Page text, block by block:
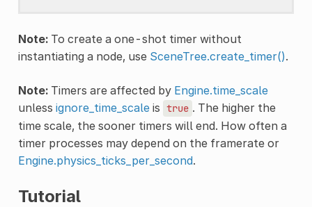
Note:To create a one-shot timer without
instantiating a node, use SceneTree.create_timer().
Note:Timers are affected by Engine.time_scale
unless ignore_time_scaleis true . The higher the
time scale, the sooner timers will end. How often a
timer processes may depend on the framerate or
Engine.physics_ticks_per_second.
Tutorial